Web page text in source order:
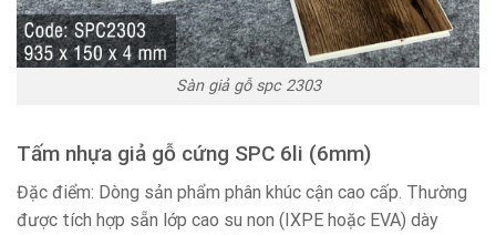
Sàn giả gỗ spc 2303
Tấm nhựa giả gỗ cứng SPC 6li (6mm)
Đặc điểm: Dòng sản phẩm phân khúc cận cao cấp. Thường
được tích hợp sẵn lớp cao su non (IXPE hoặc EVA) dày